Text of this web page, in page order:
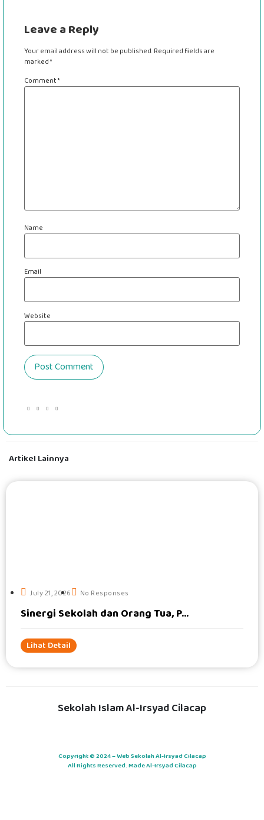
Leave a Reply
Your email address will not be published. Required fields are
marked*
Comment*
Name
Email
Website
Artikel Lainnya
July 21, 2026 No Responses
Sinergi Sekolah dan Orang Tua, P...
Lihat Detail
Sekolah Islam Al-Irsyad Cilacap
Copyright © 2024 – Web Sekolah Al-Irsyad Cilacap
All Rights Reserved. Made Al-Irsyad Cilacap